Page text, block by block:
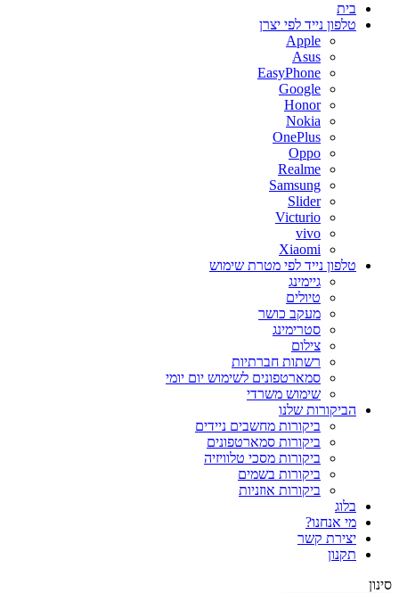
בית
טלפון נייד לפי יצרן
Apple
Asus
EasyPhone
Google
Honor
Nokia
OnePlus
Oppo
Realme
Samsung
Slider
Victurio
vivo
Xiaomi
טלפון נייד לפי מטרת שימוש
גיימינג
טיולים
מעקב כושר
סטרימינג
צילום
רשתות חברתיות
סמארטפונים לשימוש יום יומי
שימוש משרדי
הביקורות שלנו
ביקורות מחשבים ניידים
ביקורות סמארטפונים
ביקורות מסכי טלוויזיה
ביקורות בשמים
ביקורות אוזניות
בלוג
מי אנחנו?
יצירת קשר
תקנון
סינון